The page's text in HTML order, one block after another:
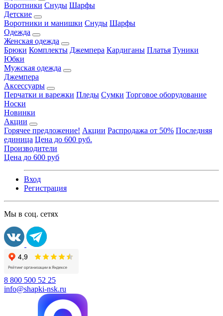
Воротники Снуды Шарфы
Детские
Воротники и манишки Снуды Шарфы
Одежда
Женская одежда
Брюки Комплекты Джемпера Кардиганы Платья Туники
Юбки
Мужская одежда
Джемпера
Аксессуары
Перчатки и варежки Пледы Сумки Торговое оборудование
Носки
Новинки
Акции
Горячее предложение! Акции Распродажа от 50% Последняя
единица Цена до 600 руб.
Производители
Цена до 600 руб
Вход
Регистрация
Мы в соц. сетях
8 800 500 52 25
info@shapki-nsk.ru